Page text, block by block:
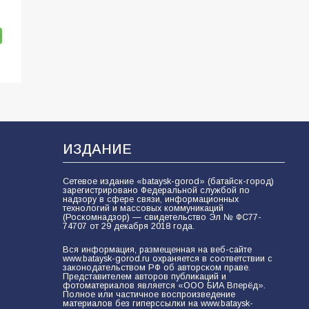
ИЗДАНИЕ
Сетевое издание «bataysk-gorod» (батайск-город)
зарегистрировано Федеральной службой по
надзору в сфере связи, информационных
технологий и массовых коммуникаций
(Роскомнадзор) — свидетельство Эл № ФС77-
74707 от 29 декабря 2018 года.
Вся информация, размещенная на веб-сайте
www.bataysk-gorod.ru охраняется в соответствии с
законодательством РФ об авторском праве.
Представителем авторов публикаций и
фотоматериалов является «ООО БИА Вперёд».
Полное или частичное воспроизведение
материалов без гиперссылки на www.bataysk-